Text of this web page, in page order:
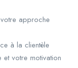
approche
à la clientèle
votre motivation